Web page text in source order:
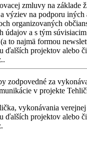
zmluvy na základe
výziev na podporu iných
organizovaných
a s tým
to najmä formou
projektov alebo
zodpovedné za
v projekte
vykonávania
projektov alebo